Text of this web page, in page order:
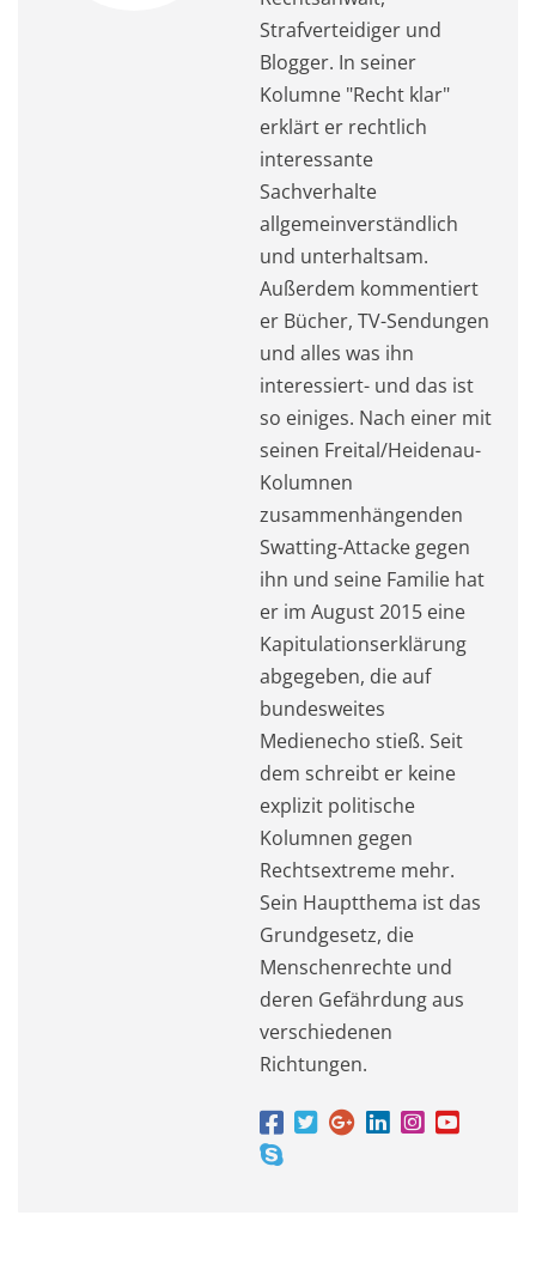
Strafverteidiger und
Blogger. In seiner
Kolumne "Recht klar"
erklärt er rechtlich
interessante
Sachverhalte
allgemeinverständlich
und unterhaltsam.
Außerdem kommentiert
er Bücher, TV-Sendungen
und alles was ihn
interessiert- und das ist
so einiges. Nach einer mit
seinen Freital/Heidenau-
Kolumnen
zusammenhängenden
Swatting-Attacke gegen
ihn und seine Familie hat
er im August 2015 eine
Kapitulationserklärung
abgegeben, die auf
bundesweites
Medienecho stieß. Seit
dem schreibt er keine
explizit politische
Kolumnen gegen
Rechtsextreme mehr.
Sein Hauptthema ist das
Grundgesetz, die
Menschenrechte und
deren Gefährdung aus
verschiedenen
Richtungen.